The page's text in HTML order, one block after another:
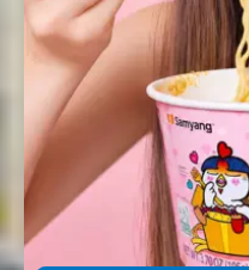
Nombre *